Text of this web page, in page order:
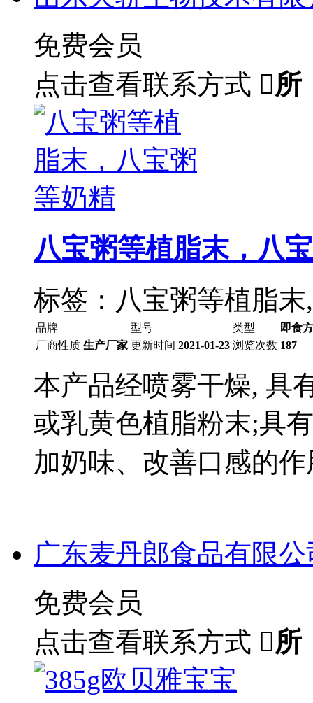
免费会员
点击查看联系方式 
八宝粥等植脂末，八
标签：八宝粥等植脂
品牌 型号 类型
即食
厂商性质 生产厂家 更新时间 2021-01-23 浏览次数 187
本产品经喷雾干燥, 具
或乳黄色植脂粉末;具
加奶味、改善口感的
广东麦丹郎食品有限公
免费会员
点击查看联系方式 所